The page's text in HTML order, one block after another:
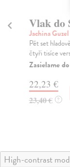
Vlak do
Jachina Guzel
Pět set
čtyři tisíce
Zasielame
22,23 €
23,40 € ?
High-contrast